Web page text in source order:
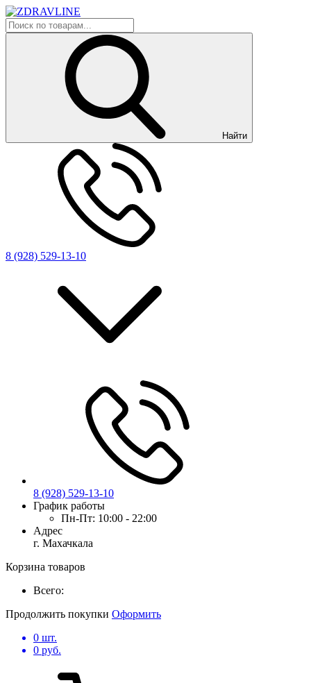
Найти
8 (928) 529-13-10
8 (928) 529-13-10
График работы
Пн-Пт: 10:00 - 22:00
Адрес
г. Махачкала
Корзина товаров
Всего:
Продолжить покупки Оформить
0 шт.
0 руб.